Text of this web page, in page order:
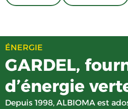
ÉNERGIE
GARDEL,
d’énergie
Depuis 1998, ALBIOMA est